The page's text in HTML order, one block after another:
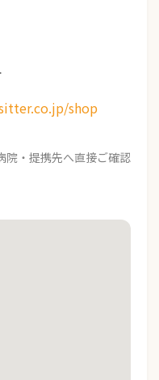
shop
・提携先へ直接ご確認